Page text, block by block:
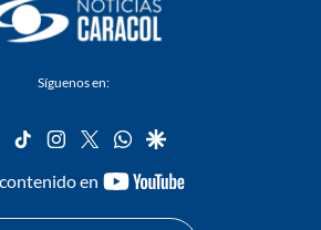
Síguenos en:
facebook
tiktok instagram
twitterwhatsapp
google
en
youtube-